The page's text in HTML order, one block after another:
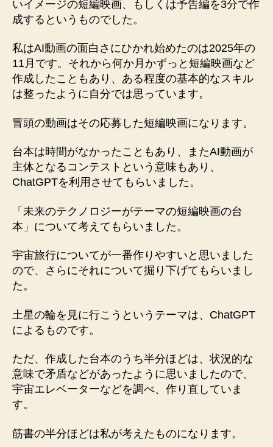
いイメージの短編映画、もしくは予告編を3分で作
成するというものでした。
私はAI動画の面白さにひかれ始めたのは2025年の
11月です。それから何か月かずっと短編映画など
作成したこともあり、ある程度の基本的なスキル
は整ったように自分では思っています。
冒頭の動画はその応募した短編映画になります。
台本は時間がなかったこともあり、またAI動画が
主体となるコンテストという意味もあり、
ChatGPTを利用させてもらいました。
「未来のテクノロジーがテーマの短編映画の台
本」について考えてもらいました。
宇宙旅行についてが一番作りやすいと思いました
ので、さらにそれについて掘り下げてもらいまし
た。
土星の輪を見に行こうというテーマは、ChatGPT
によるものです。
ただ、作成した台本のうち半分ほどは、状況的な
意味で矛盾などがあったように思いましたので、
宇宙エレベーターなどを調べ、作り直していま
す。
筋書の半分ほどは私が考えたものになります。